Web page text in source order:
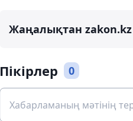
Жаңалықтан
Пікірлер 0